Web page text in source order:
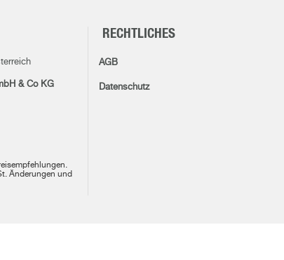
& Co KG
Änderungen und
RECHTLICHES
AGB
Datenschutz